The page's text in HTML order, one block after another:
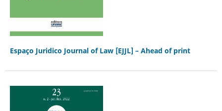
Espaço Juridico Journal of Law [EJJL] – Ahead of print